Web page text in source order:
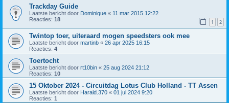
Trackday Guide
Laatste bericht door Dominique « 11 mar 2015 12:22
Reacties: 18 1 2
Twintop toer, uiteraard mogen speedsters ook mee
Laatste bericht door martinb « 26 apr 2025 16:15
Reacties: 4
Toertocht
Laatste bericht door rt10bin « 25 aug 2024 21:12
Reacties: 10
15 Oktober 2024 - Circuitdag Lotus Club Holland - TT Assen
Laatste bericht door Harald.370 « 01 jul 2024 9:20
Reacties: 1